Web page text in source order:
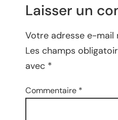
Laisser un
Votre adresse e-mail
Les champs
avec *
Commentaire *